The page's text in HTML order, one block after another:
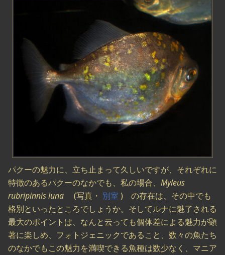
パクーの魅力に、立ち止まって久しいですが、それぞれに
特徴のあるパクーのなかでも、私の場合、 Myleus
rubripinnis luna (写真・ 別室 ) の存在は、その中でも
格別といったところでしょうか。そしてルナに魅了される
最大のポイントは、なんと云っても個体差による魅力が顕
著に楽しめ、フォトジェニックであること、数々の魚たち
のなかでもこの魅力を満喫できる魚種は数少なく、マニア